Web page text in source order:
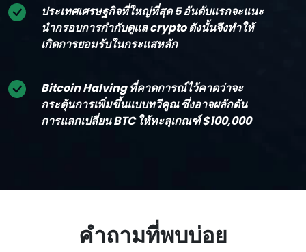
ประเทศเศรษฐกิจที่ใหญ่ที่สุด 5 อันดับแรกจะแนะ
นํากรอบการกํากับดูแล crypto ดังนั้นจึงทําให้
เกิดการยอมรับในกระแสหลัก
Bitcoin Halving ที่คาดการณ์ไว้คาดว่าจะ
กระตุ้นการเพิ่มขึ้นแบบทวีคูณ ซึ่งอาจผลักดัน
การแลกเปลี่ยน BTC ให้ทะลุเกณฑ์ $100,000
คําถามที่พบบ่อย